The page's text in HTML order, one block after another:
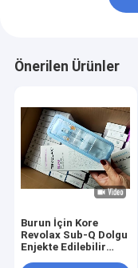
Önerilen Ürünler
Burun İçin Kore
Revolax Sub-Q Dolgu
Enjekte Edilebilir